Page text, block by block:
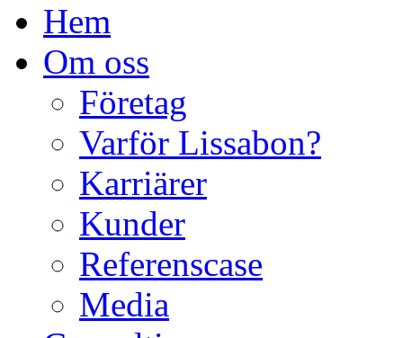
Hem
Om oss
Företag
Varför Lissabon?
Karriärer
Kunder
Referenscase
Media